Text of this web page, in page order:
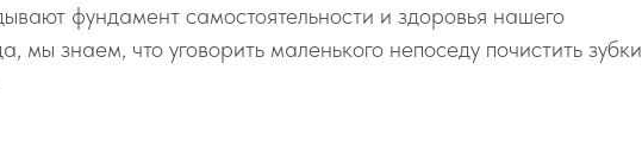
фундамент самостоятельности и здоровья нашего
знаем, что уговорить маленького непоседу почистить зубки